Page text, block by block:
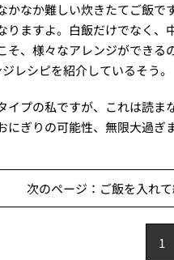
かなか難しい炊きたてご飯
りますよ。白飯だけでなく
そ、様々なアレンジができ
レシピを紹介しているそう。
イプの私ですが、これは読
にぎりの可能性、無限大過ぎ
次のページ：ご飯を入れ
1